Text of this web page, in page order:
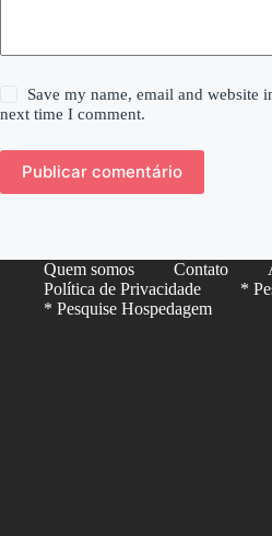
Save my name, email and website
next time I comment.
Publicar comentário
Quem somos Contato
Política de Privacidade
*
* Pesquise Hospedagem